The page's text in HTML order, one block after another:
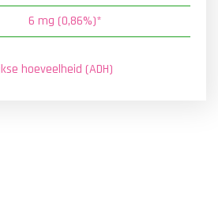
6 mg (0,86%)*
hoeveelheid (ADH)